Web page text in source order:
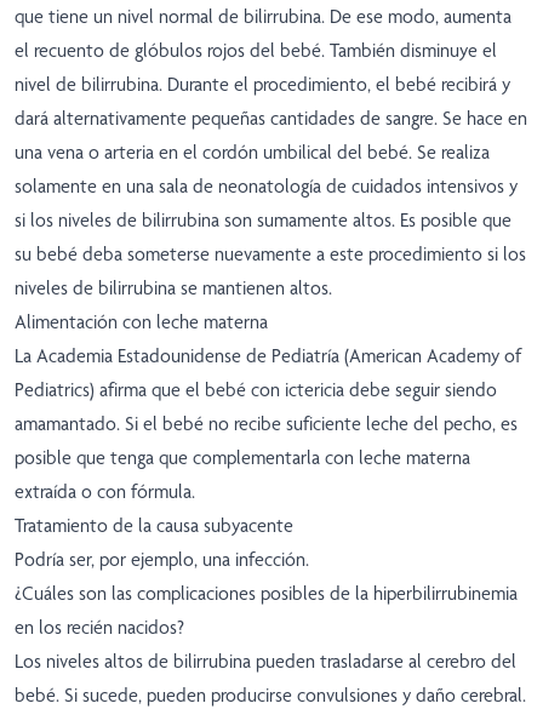
que tiene un nivel normal de bilirrubina. De ese modo, aumenta
el recuento de glóbulos rojos del bebé. También disminuye el
nivel de bilirrubina. Durante el procedimiento, el bebé recibirá y
dará alternativamente pequeñas cantidades de sangre. Se hace en
una vena o arteria en el cordón umbilical del bebé. Se realiza
solamente en una sala de neonatología de cuidados intensivos y
si los niveles de bilirrubina son sumamente altos. Es posible que
su bebé deba someterse nuevamente a este procedimiento si los
niveles de bilirrubina se mantienen altos.
Alimentación con leche materna
La Academia Estadounidense de Pediatría (American Academy of
Pediatrics) afirma que el bebé con ictericia debe seguir siendo
amamantado. Si el bebé no recibe suficiente leche del pecho, es
posible que tenga que complementarla con leche materna
extraída o con fórmula.
Tratamiento de la causa subyacente
Podría ser, por ejemplo, una infección.
¿Cuáles son las complicaciones posibles de la hiperbilirrubinemia
en los recién nacidos?
Los niveles altos de bilirrubina pueden trasladarse al cerebro del
bebé. Si sucede, pueden producirse convulsiones y daño cerebral.